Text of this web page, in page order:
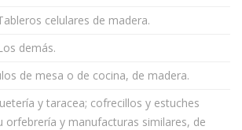
celulares de madera.
demás.
de mesa o de cocina, de madera.
y taracea; cofrecillos y estuches
orfebrería y manufacturas similares, de